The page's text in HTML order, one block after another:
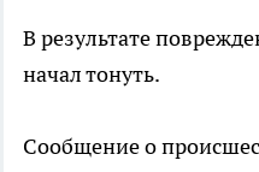
В результате
начал тонуть.
Сообщение о